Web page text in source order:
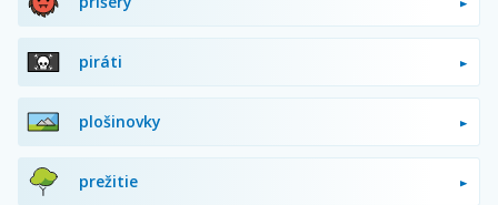
piráti
plošinovky
prežitie